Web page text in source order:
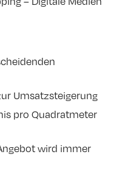
Umsatzsteigerung
pro Quadratmeter
wird immer